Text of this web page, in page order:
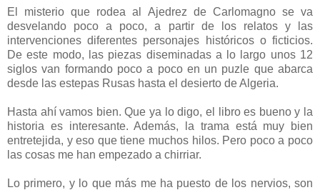
El misterio que rodea al Ajedrez de Carlomagno se va
desvelando poco a poco, a partir de los relatos y las
intervenciones diferentes personajes históricos o ficticios.
De este modo, las piezas diseminadas a lo largo unos 12
siglos van formando poco a poco en un puzle que abarca
desde las estepas Rusas hasta el desierto de Algeria.
Hasta ahí vamos bien. Que ya lo digo, el libro es bueno y la
historia es interesante. Además, la trama está muy bien
entretejida, y eso que tiene muchos hilos. Pero poco a poco
las cosas me han empezado a chirriar.
Lo primero, y lo que más me ha puesto de los nervios, son